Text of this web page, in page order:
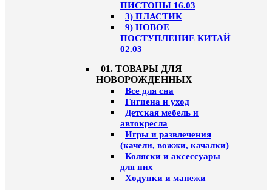
ПИСТОНЫ 16.03
3) ПЛАСТИК
9) НОВОЕ
ПОСТУПЛЕНИЕ КИТАЙ
02.03
01. ТОВАРЫ ДЛЯ
НОВОРОЖДЕННЫХ
Все для сна
Гигиена и уход
Детская мебель и
автокресла
Игры и развлечения
(качели, вожжи, качалки)
Коляски и аксессуары
для них
Ходунки и манежи